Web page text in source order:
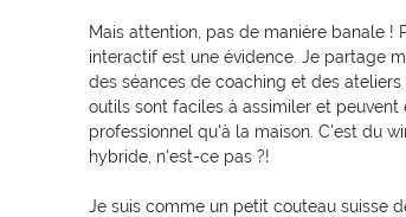
Mais attention, pas de manière banale !
interactif est une évidence. Je partage
des séances de coaching et des
outils sont faciles à assimiler et
professionnel qu'à la maison. C'est du
hybride, n'est-ce pas ?!
Je suis comme un petit couteau suisse